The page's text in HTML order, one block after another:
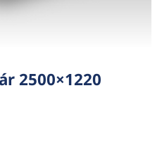
2500×1220